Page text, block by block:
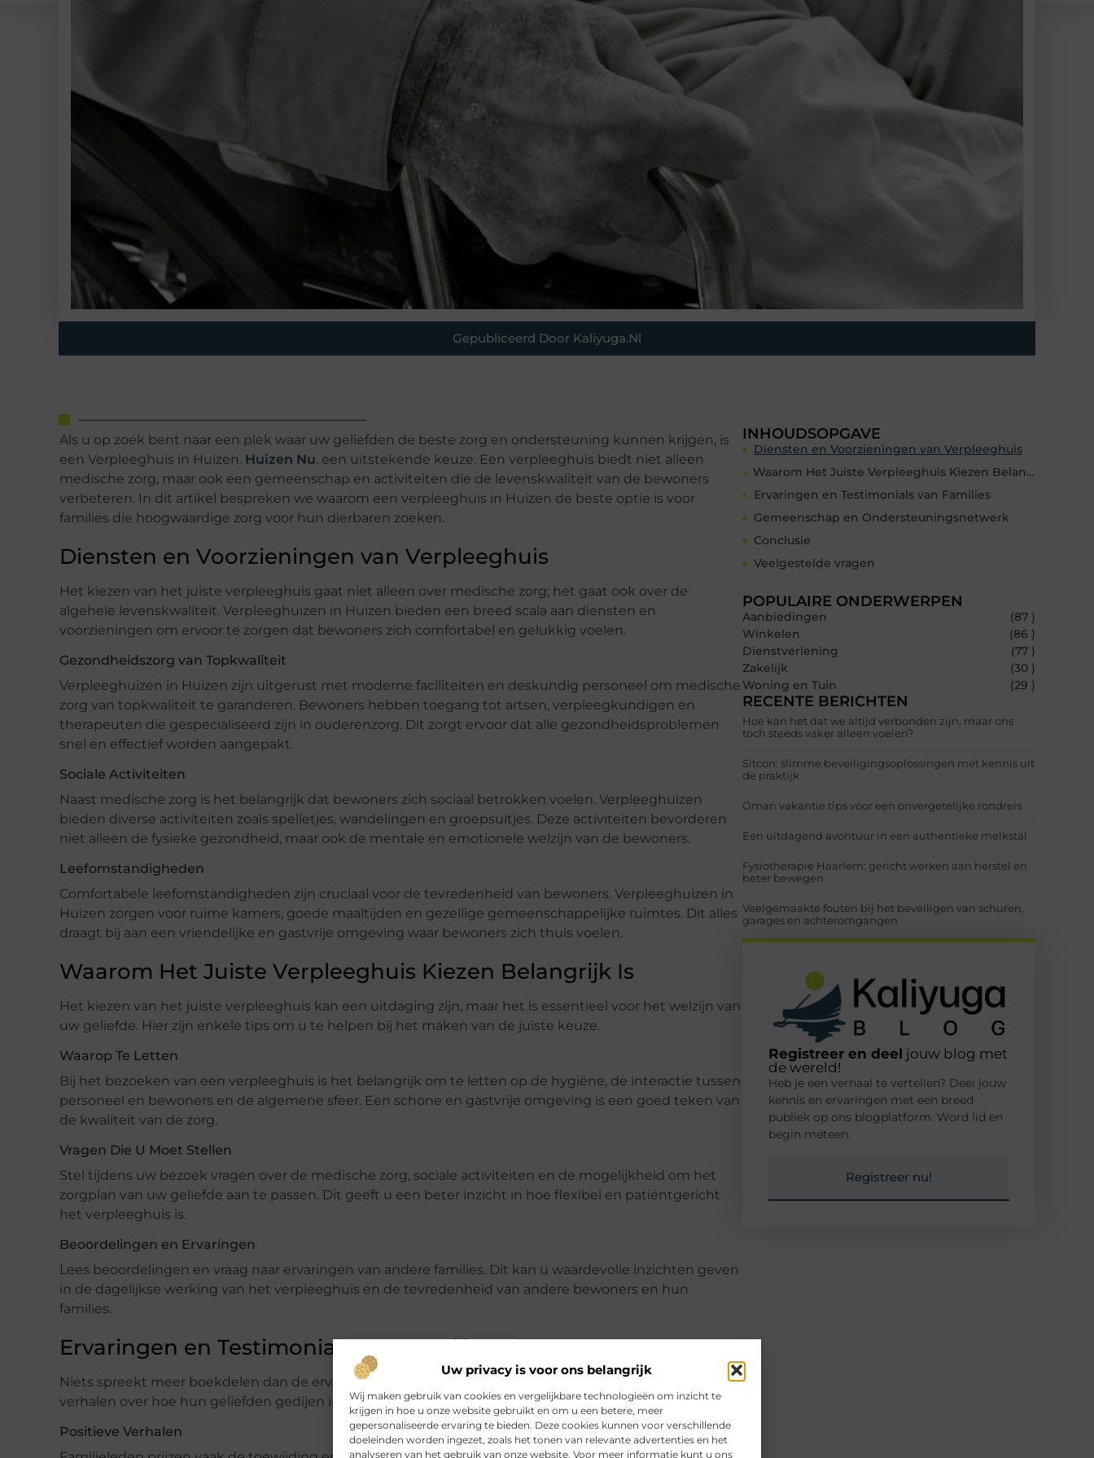
Uw privacy is voor ons belangrijk
Wij maken gebruik van cookies en vergelijkbare technologieën om inzicht te
krijgen in hoe u onze website gebruikt en om u een betere, meer
gepersonaliseerde ervaring te bieden. Deze cookies kunnen voor verschillende
doeleinden worden ingezet, zoals het tonen van relevante advertenties en het
analyseren van het gebruik van onze website. Voor meer informatie kunt u ons
Gepubliceerd Door Kaliyuga.nl
Als u op zoek bent naar een plek waar uw geliefden de beste zorg en ondersteuning kunnen krijgen, is
een Verpleeghuis in Huizen. Huizen Nu. een uitstekende keuze. Een verpleeghuis biedt niet alleen
medische zorg, maar ook een gemeenschap en activiteiten die de levenskwaliteit van de bewoners
verbeteren. In dit artikel bespreken we waarom een verpleeghuis in Huizen de beste optie is voor
families die hoogwaardige zorg voor hun dierbaren zoeken.
Diensten en Voorzieningen van Verpleeghuis
Het kiezen van het juiste verpleeghuis gaat niet alleen over medische zorg; het gaat ook over de
algehele levenskwaliteit. Verpleeghuizen in Huizen bieden een breed scala aan diensten en
voorzieningen om ervoor te zorgen dat bewoners zich comfortabel en gelukkig voelen.
Gezondheidszorg van Topkwaliteit
Verpleeghuizen in Huizen zijn uitgerust met moderne faciliteiten en deskundig personeel om medische
zorg van topkwaliteit te garanderen. Bewoners hebben toegang tot artsen, verpleegkundigen en
therapeuten die gespecialiseerd zijn in ouderenzorg. Dit zorgt ervoor dat alle gezondheidsproblemen
snel en effectief worden aangepakt.
Sociale Activiteiten
Naast medische zorg is het belangrijk dat bewoners zich sociaal betrokken voelen. Verpleeghuizen
bieden diverse activiteiten zoals spelletjes, wandelingen en groepsuitjes. Deze activiteiten bevorderen
niet alleen de fysieke gezondheid, maar ook de mentale en emotionele welzijn van de bewoners.
Leefomstandigheden
Comfortabele leefomstandigheden zijn cruciaal voor de tevredenheid van bewoners. Verpleeghuizen in
Huizen zorgen voor ruime kamers, goede maaltijden en gezellige gemeenschappelijke ruimtes. Dit alles
draagt bij aan een vriendelijke en gastvrije omgeving waar bewoners zich thuis voelen.
Waarom Het Juiste Verpleeghuis Kiezen Belangrijk Is
Het kiezen van het juiste verpleeghuis kan een uitdaging zijn, maar het is essentieel voor het welzijn van
uw geliefde. Hier zijn enkele tips om u te helpen bij het maken van de juiste keuze.
Waarop Te Letten
Bij het bezoeken van een verpleeghuis is het belangrijk om te letten op de hygiëne, de interactie tussen
personeel en bewoners en de algemene sfeer. Een schone en gastvrije omgeving is een goed teken van
de kwaliteit van de zorg.
Vragen Die U Moet Stellen
Stel tijdens uw bezoek vragen over de medische zorg, sociale activiteiten en de mogelijkheid om het
zorgplan van uw geliefde aan te passen. Dit geeft u een beter inzicht in hoe flexibel en patiëntgericht
het verpleeghuis is.
Beoordelingen en Ervaringen
Lees beoordelingen en vraag naar ervaringen van andere families. Dit kan u waardevolle inzichten geven
in de dagelijkse werking van het verpleeghuis en de tevredenheid van andere bewoners en hun
families.
Ervaringen en Testimonials van Families
Niets spreekt meer boekdelen dan de ervaringen van andere families. Veel families delen positieve
verhalen over hoe hun geliefden gedijen in een verpleeghuis in Huizen.
Positieve Verhalen
INHOUDSOPGAVE
Diensten en Voorzieningen van Verpleeghuis
Waarom Het Juiste Verpleeghuis Kiezen Belangrijk Is
Ervaringen en Testimonials van Families
Gemeenschap en Ondersteuningsnetwerk
Conclusie
Veelgestelde vragen
POPULAIRE ONDERWERPEN
Aanbiedingen
(87 )
Winkelen
(86 )
Dienstverlening
(77 )
Zakelijk
(30 )
Woning en Tuin
(29 )
RECENTE BERICHTEN
Hoe kan het dat we altijd verbonden zijn, maar ons
toch steeds vaker alleen voelen?
Sitcon: slimme beveiligingsoplossingen met kennis uit
de praktijk
Oman vakantie tips voor een onvergetelijke rondreis
Een uitdagend avontuur in een authentieke melkstal
Fysiotherapie Haarlem: gericht werken aan herstel en
beter bewegen
Veelgemaakte fouten bij het beveiligen van schuren,
garages en achteromgangen
Registreer en deel jouw blog met
de wereld!
Heb je een verhaal te vertellen? Deel jouw
kennis en ervaringen met een breed
publiek op ons blogplatform. Word lid en
begin meteen.
Registreer nu!